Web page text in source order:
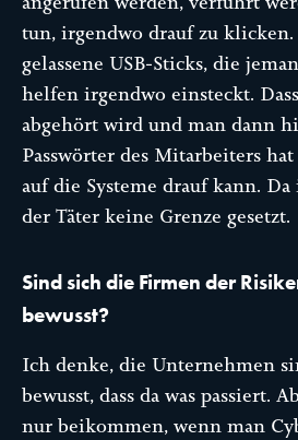
tun, irgendwo drauf zu
gelassene USB-Sticks, die
helfen irgendwo einsteckt.
abgehört wird und man dann
Passwörter des Mitarbeiters
auf die Systeme drauf kann.
der Täter keine Grenze gesetzt.
Sind sich die Firmen der
bewusst?
Ich denke, die Unternehmen
bewusst, dass da was passiert.
nur beikommen, wenn man